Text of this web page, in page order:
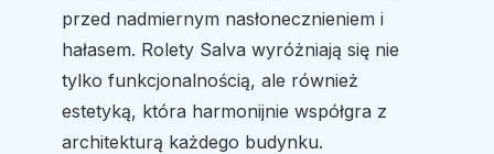
przed nadmiernym nasłonecznieniem i
hałasem. Rolety Salva wyróżniają się nie
tylko funkcjonalnością, ale również
estetyką, która harmonijnie współgra z
architekturą każdego budynku.